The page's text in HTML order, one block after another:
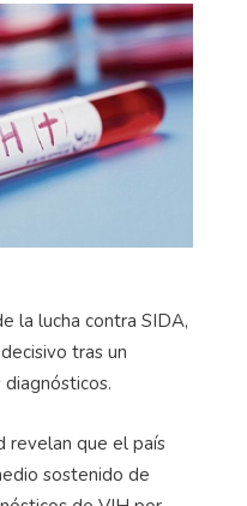
la lucha contra SIDA,
tras un
revelan que el país
sostenido de